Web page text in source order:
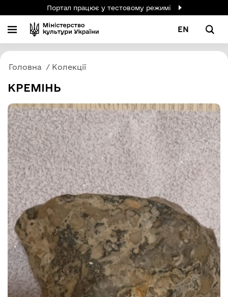
Портал працює у тестовому режимі
EN
Головна Колекції
КРЕМІНЬ